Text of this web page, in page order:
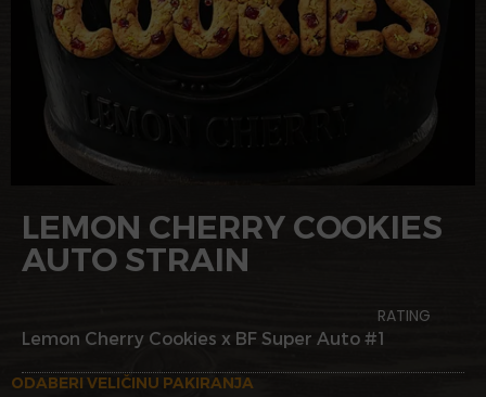
LEMON CHERRY COOKIES
AUTO STRAIN
RATING
Lemon Cherry Cookies x BF Super Auto #1
ODABERI VELIČINU PAKIRANJA